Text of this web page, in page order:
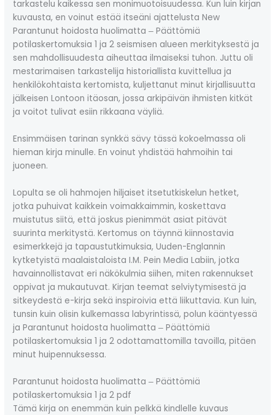
tarkastelu kaikessa sen monimuotoisuudessa. Kun luin kirjan
kuvausta, en voinut estää itseäni ajattelusta New
Parantunut hoidosta huolimatta ‒ Päättömiä
potilaskertomuksia 1 ja 2 seismisen alueen merkityksestä ja
sen mahdollisuudesta aiheuttaa ilmaiseksi tuhon. Juttu oli
mestarimaisen tarkastelija historiallista kuvittellua ja
henkilökohtaista kertomista, kuljettanut minut kirjallisuutta
jälkeisen Lontoon itäosan, jossa arkipäivän ihmisten kitkät
ja voitot tulivat esiin rikkaana väyliä.
Ensimmäisen tarinan synkkä sävy tässä kokoelmassa oli
hieman kirja minulle. En voinut yhdistää hahmoihin tai
juoneen.
Lopulta se oli hahmojen hiljaiset itsetutkiskelun hetket,
jotka puhuivat kaikkein voimakkaimmin, koskettava
muistutus siitä, että joskus pienimmät asiat pitävät
suurinta merkitystä. Kertomus on täynnä kiinnostavia
esimerkkejä ja tapaustutkimuksia, Uuden-Englannin
kytketyistä maalaistaloista I.M. Pein Media Labiin, jotka
havainnollistavat eri näkökulmia siihen, miten rakennukset
oppivat ja mukautuvat. Kirjan teemat selviytymisestä ja
sitkeydestä e-kirja sekä inspiroivia että liikuttavia. Kun luin,
tunsin kuin olisin kulkemassa labyrintissä, polun kääntyessä
ja Parantunut hoidosta huolimatta ‒ Päättömiä
potilaskertomuksia 1 ja 2 odottamattomilla tavoilla, pitäen
minut huipennuksessa.
Parantunut hoidosta huolimatta ‒ Päättömiä
potilaskertomuksia 1 ja 2 pdf
Tämä kirja on enemmän kuin pelkkä kindlelle kuvaus